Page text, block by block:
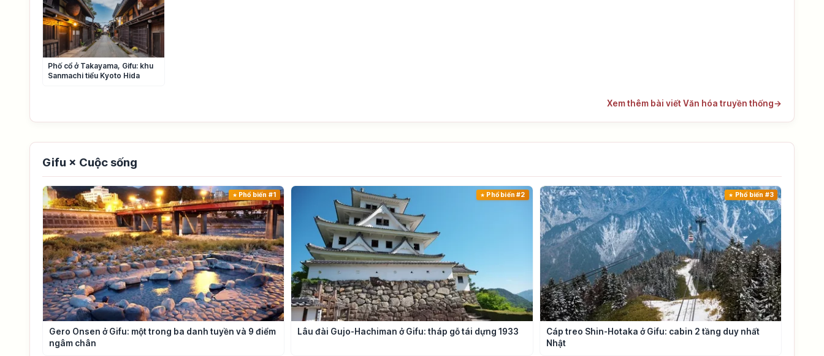
Phố cổ ở Takayama, Gifu: khu
Sanmachi tiểu Kyoto Hida
Xem thêm bài viết Văn hóa truyền thống→
Gifu × Cuộc sống
Phổ biến #1
Gero Onsen ở Gifu: một trong ba danh tuyền và 9 điểm
ngâm chân
Phổ biến #2
Lâu đài Gujo-Hachiman ở Gifu: tháp gỗ tái dựng 1933
Phổ biến #3
Cáp treo Shin-Hotaka ở Gifu: cabin 2 tầng duy nhất
Nhật